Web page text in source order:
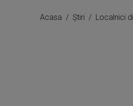
Acasa Știri Localnici